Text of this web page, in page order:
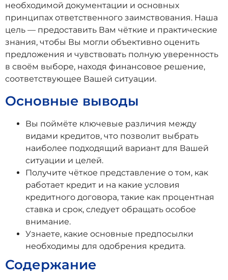
необходимой документации и основных
принципах ответственного заимствования. Наша
цель — предоставить Вам чёткие и практические
знания, чтобы Вы могли объективно оценить
предложения и чувствовать полную уверенность
в своём выборе, находя финансовое решение,
соответствующее Вашей ситуации.
Основные выводы
Вы поймёте ключевые различия между
видами кредитов, что позволит выбрать
наиболее подходящий вариант для Вашей
ситуации и целей.
Получите чёткое представление о том, как
работает кредит и на какие условия
кредитного договора, такие как процентная
ставка и срок, следует обращать особое
внимание.
Узнаете, какие основные предпосылки
необходимы для одобрения кредита.
Содержание